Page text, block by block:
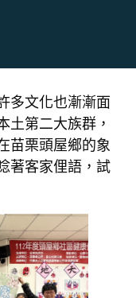
多文化也漸漸面
土第二大族群，
苗栗頭屋鄉的象
著客家俚語，試